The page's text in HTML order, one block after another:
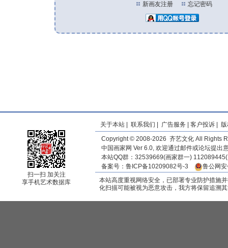
新画友注册 忘记密码
扫一扫 加关注
享手机艺术数据库
关于本站 联系我们 广告服务 客户投诉
Copyright © 2008-2026 齐艺文化 All Rights
中国画家网 Ver 6.0, 欢迎通过邮件或论坛提出
本站QQ群：32539669(画家群一)
备案号： 鲁ICP备10209082号-3
鲁公网
本站高度重视网络安全，已部署专业防护措施
化扫描可能被视为恶意攻击，我方将保留追溯